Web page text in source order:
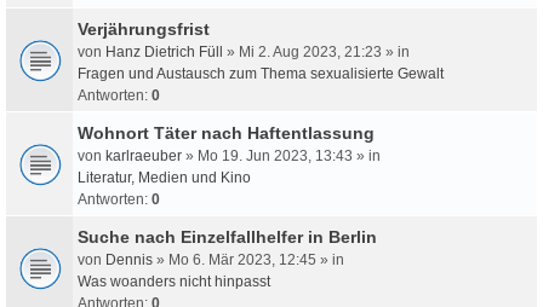
Verjährungsfrist
von Hanz Dietrich Füll » Mi 2. Aug 2023, 21:23 » in
Fragen und Austausch zum Thema sexualisierte Gewalt
Antworten: 0
Wohnort Täter nach Haftentlassung
von karlraeuber » Mo 19. Jun 2023, 13:43 » in
Literatur, Medien und Kino
Antworten: 0
Suche nach Einzelfallhelfer in Berlin
von Dennis » Mo 6. Mär 2023, 12:45 » in
Was woanders nicht hinpasst
Antworten: 0